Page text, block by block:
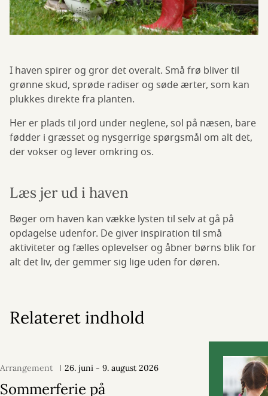
I haven spirer og gror det overalt. Små frø bliver til
grønne skud, sprøde radiser og søde ærter, som kan
plukkes direkte fra planten.
Her er plads til jord under neglene, sol på næsen, bare
fødder i græsset og nysgerrige spørgsmål om alt det,
der vokser og lever omkring os.
Læs jer ud i haven
Bøger om haven kan vække lysten til selv at gå på
opdagelse udenfor. De giver inspiration til små
aktiviteter og fælles oplevelser og åbner børns blik for
alt det liv, der gemmer sig lige uden for døren.
Relateret indhold
Arrangement 26. juni - 9. august 2026
Sommerferie på